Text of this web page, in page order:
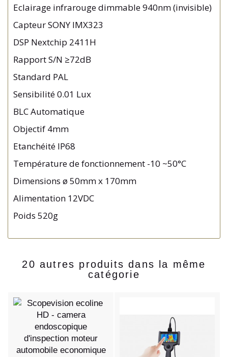
Eclairage infrarouge dimmable 940nm (invisible)
Capteur SONY IMX323
DSP Nextchip 2411H
Rapport S/N ≥72dB
Standard PAL
Sensibilité 0.01 Lux
BLC Automatique
Objectif 4mm
Etanchéité IP68
Température de fonctionnement -10 ~50°C
Dimensions ø 50mm x 170mm
Alimentation 12VDC
Poids 520g
20 autres produits dans la même
catégorie